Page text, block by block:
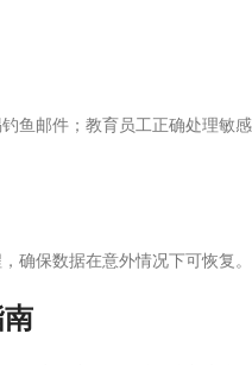
鱼邮件；教育员工正确处理敏感
确保数据在意外情况下可恢复。